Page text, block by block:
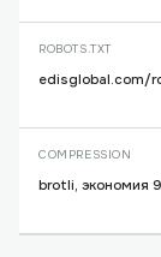
ROBOTS.TXT
edisglobal.com/
COMPRESSION
brotli, экономия